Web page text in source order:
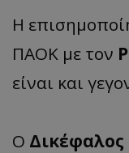
Η
ΠΑΟΚ με τον
είναι και
Ο